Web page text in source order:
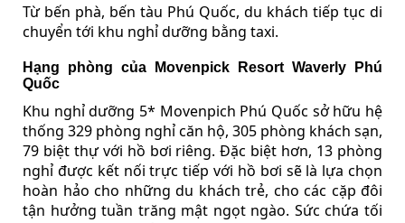
Từ bến phà, bến tàu Phú Quốc, du khách tiếp tục di
chuyển tới khu nghỉ dưỡng bằng taxi.
Hạng phòng của Movenpick Resort Waverly Phú
Quốc
Khu nghỉ dưỡng 5* Movenpich Phú Quốc sở hữu hệ
thống 329 phòng nghỉ căn hộ, 305 phòng khách sạn,
79 biệt thự với hồ bơi riêng. Đặc biệt hơn, 13 phòng
nghỉ được kết nối trực tiếp với hồ bơi sẽ là lựa chọn
hoàn hảo cho những du khách trẻ, cho các cặp đôi
tận hưởng tuần trăng mật ngọt ngào. Sức chứa tối